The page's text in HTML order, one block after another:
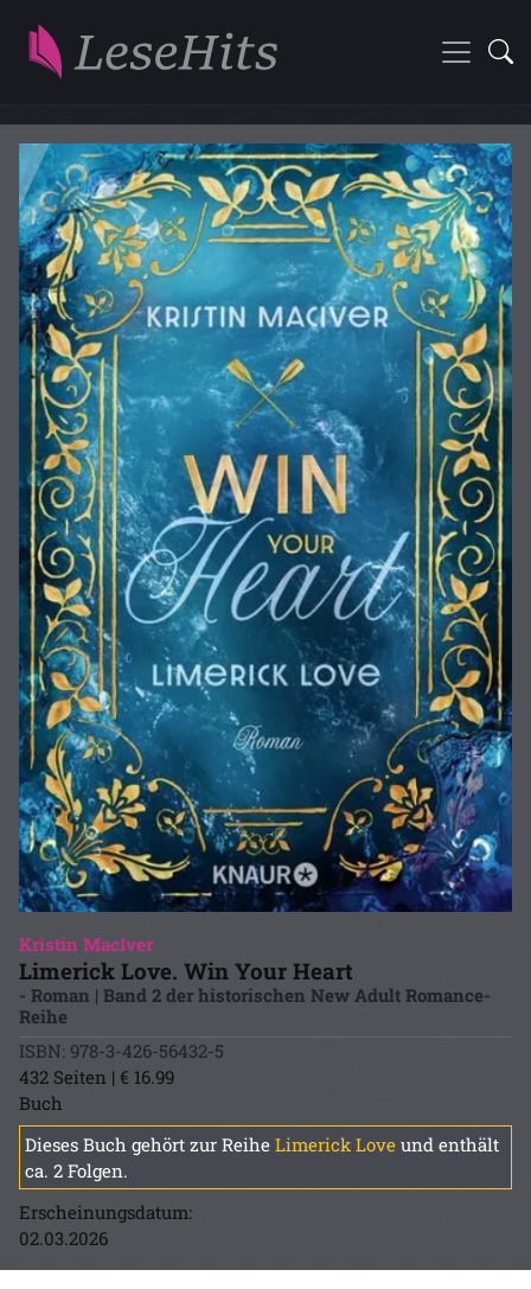
Kristin MacIver
Limerick Love. Win Your Heart
- Roman | Band 2 der historischen New Adult Romance-
Reihe
ISBN: 978-3-426-56432-5
432 Seiten | € 16.99
Buch
Dieses Buch gehört zur Reihe Limerick Love und enthält
ca. 2 Folgen.
Erscheinungsdatum:
02.03.2026